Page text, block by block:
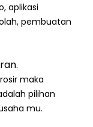
aplikasi
pembuatan
maka
pilihan
mu.